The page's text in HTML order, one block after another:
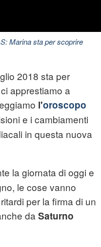
Marina sta per scoprire
2018 sta per
apprestiamo a
l'oroscopo
e i cambiamenti
in questa nuova
la giornata di oggi e
le cose vanno
per la firma di un
da Saturno